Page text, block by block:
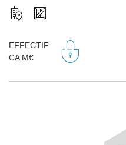
EFFECTIF
CA M€